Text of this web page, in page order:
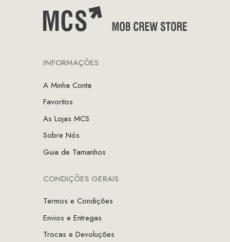
INFORMAÇÕES
A Minha Conta
Favoritos
As Lojas MCS
Sobre Nós
Guia de Tamanhos
CONDIÇÕES GERAIS
Termos e Condições
Envios e Entregas
Trocas e Devoluções